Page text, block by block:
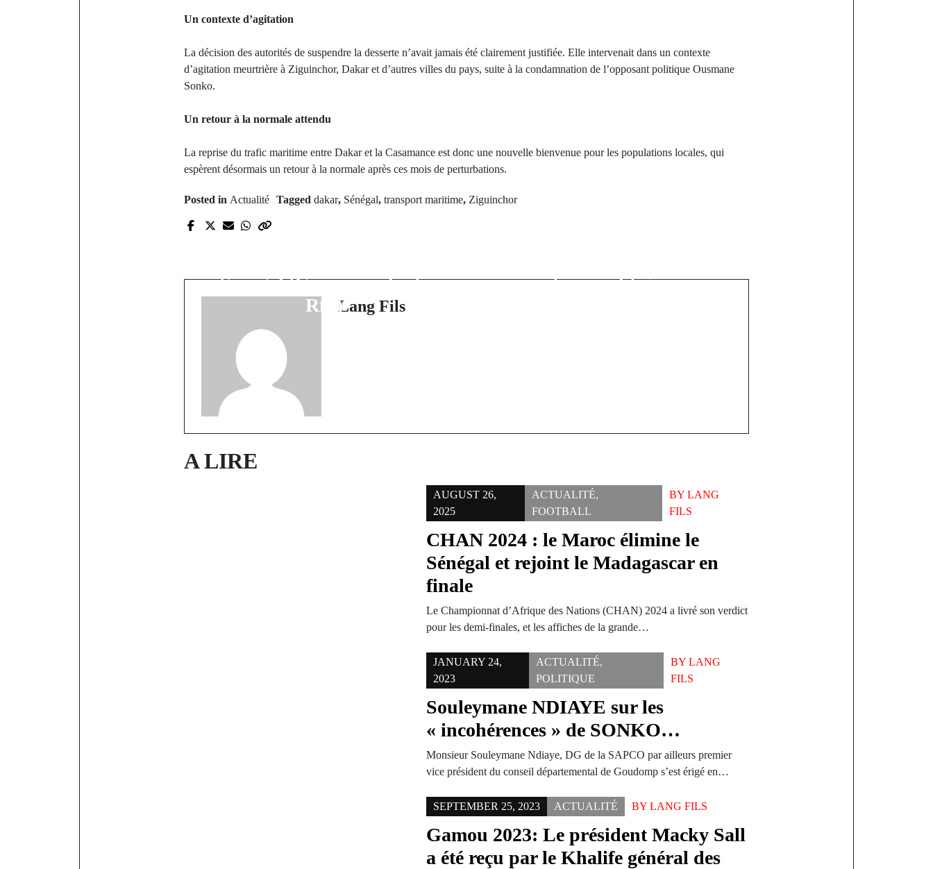
Un contexte d’agitation
La décision des autorités de suspendre la desserte n’avait jamais été clairement justifiée. Elle intervenait dans un contexte
d’agitation meurtrière à Ziguinchor, Dakar et d’autres villes du pays, suite à la condamnation de l’opposant politique Ousmane
Sonko.
Un retour à la normale attendu
La reprise du trafic maritime entre Dakar et la Casamance est donc une nouvelle bienvenue pour les populations locales, qui
espèrent désormais un retour à la normale après ces mois de perturbations.
Posted in Actualité Tagged dakar, Sénégal, transport maritime, Ziguinchor
Korité 2024: ferveur et
Sénégal (Correspondants
Rfk)
associations politiques pour
Lang Fils
A LIRE
AUGUST 26,
2025
ACTUALITÉ,
FOOTBALL
BYLANG
FILS
CHAN 2024 : le Maroc élimine le
Sénégal et rejoint le Madagascar en
finale
Le Championnat d’Afrique des Nations (CHAN) 2024 a livré son verdict
pour les demi-finales, et les affiches de la grande…
JANUARY 24,
2023
ACTUALITÉ,
POLITIQUE
BYLANG
FILS
Souleymane NDIAYE sur les
« incohérences » de SONKO…
Monsieur Souleymane Ndiaye, DG de la SAPCO par ailleurs premier
vice président du conseil départemental de Goudomp s’est érigé en…
SEPTEMBER 25, 2023 ACTUALITÉ BYLANG FILS
Gamou 2023: Le président Macky Sall
a été reçu par le Khalife général des